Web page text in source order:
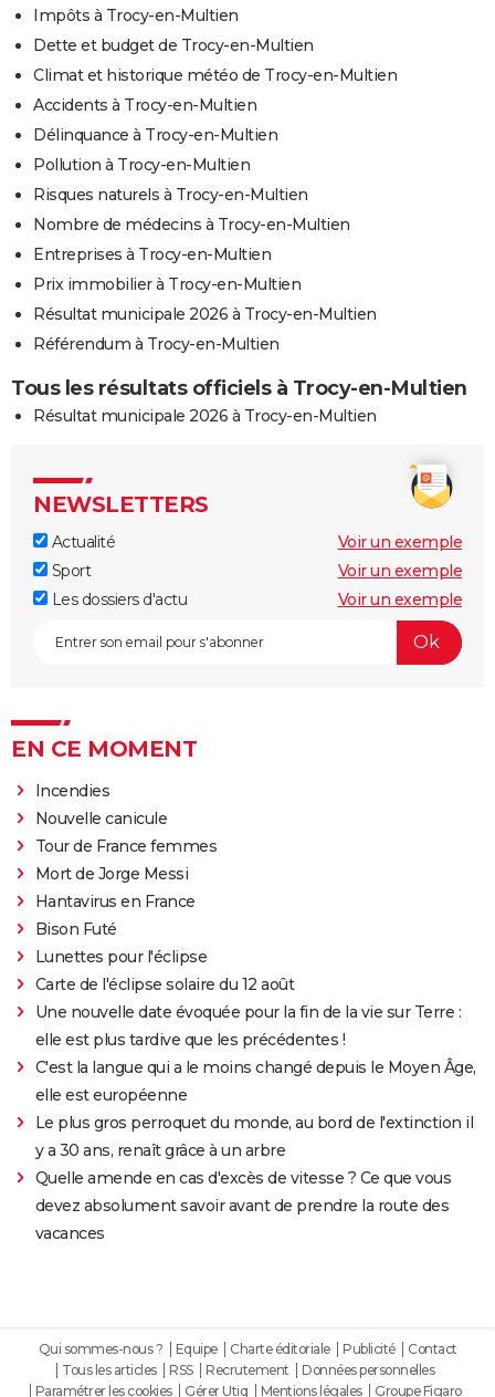
Impôts à Trocy-en-Multien
Dette et budget de Trocy-en-Multien
Climat et historique météo de Trocy-en-Multien
Accidents à Trocy-en-Multien
Délinquance à Trocy-en-Multien
Pollution à Trocy-en-Multien
Risques naturels à Trocy-en-Multien
Nombre de médecins à Trocy-en-Multien
Entreprises à Trocy-en-Multien
Prix immobilier à Trocy-en-Multien
Résultat municipale 2026 à Trocy-en-Multien
Référendum à Trocy-en-Multien
Tous les résultats officiels à Trocy-en-Multien
Résultat municipale 2026 à Trocy-en-Multien
NEWSLETTERS
Actualité
Voir un exemple
Sport
Voir un exemple
Les dossiers d'actu
Voir un exemple
EN CE MOMENT
Incendies
Nouvelle canicule
Tour de France femmes
Mort de Jorge Messi
Hantavirus en France
Bison Futé
Lunettes pour l'éclipse
Carte de l'éclipse solaire du 12 août
Une nouvelle date évoquée pour la fin de la vie sur Terre :
elle est plus tardive que les précédentes !
C'est la langue qui a le moins changé depuis le Moyen Âge,
elle est européenne
Le plus gros perroquet du monde, au bord de l'extinction il
y a 30 ans, renaît grâce à un arbre
Quelle amende en cas d'excès de vitesse ? Ce que vous
devez absolument savoir avant de prendre la route des
vacances
Qui sommes-nous ? Equipe Charte éditoriale Publicité
Contact
Tous les articles
RSS Recrutement
Données personnelles
Paramétrer les cookies
Gérer Utiq Mentions légales Groupe Figaro